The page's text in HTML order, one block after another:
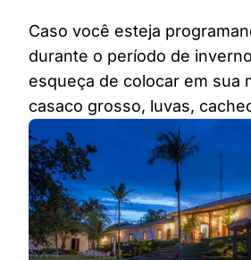
Caso você esteja
durante o período de
esqueça de colocar em sua
casaco grosso, luvas,